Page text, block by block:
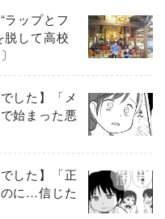
ラップとフ
脱して高校
した】「メ
始まった悪
した】「正
に…信じた